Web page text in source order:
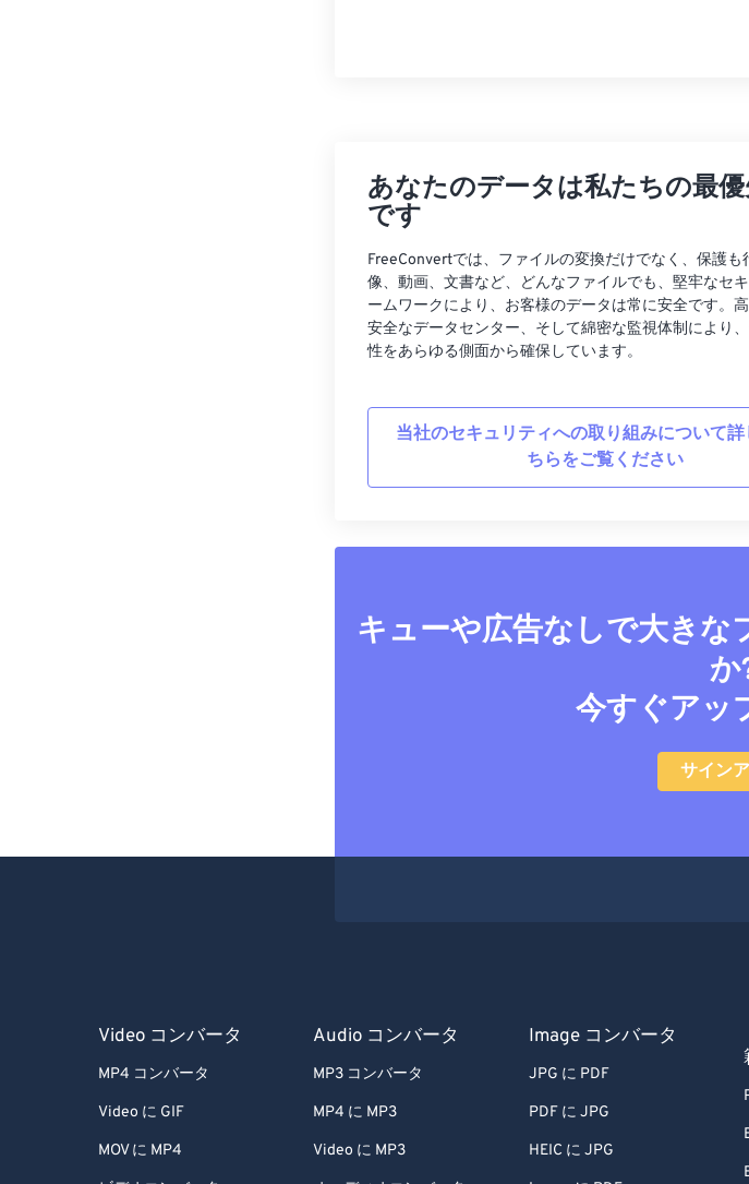
あなたのデータは私たちの最
です
FreeConvertでは、ファイルの変換だけでなく、保護も
像、動画、文書など、どんなファイルでも、堅牢なセ
ームワークにより、お客様のデータは常に安全です。高
安全なデータセンター、そして綿密な監視体制により
性をあらゆる側面から確保しています。
当社のセキュリティへの取り組みについて詳
ちらをご覧ください
キューや広告なしで大き
か
今すぐアッ
サイン
Video コンバータ
MP4 コンバータ
Video に GIF
MOV に MP4
Audio コンバータ
MP3 コンバータ
MP4 に MP3
Video に MP3
Image コンバータ
JPG に PDF
PDF に JPG
HEIC に JPG